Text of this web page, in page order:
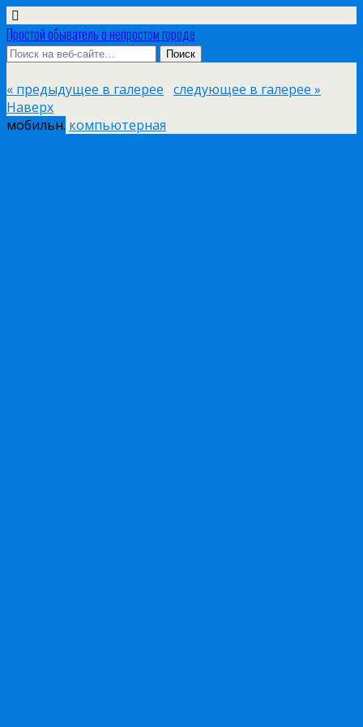
Простой обыватель о непростом городе
« предыдущее в галерее следующее в галерее »
Наверх
мобильн. компьютерная